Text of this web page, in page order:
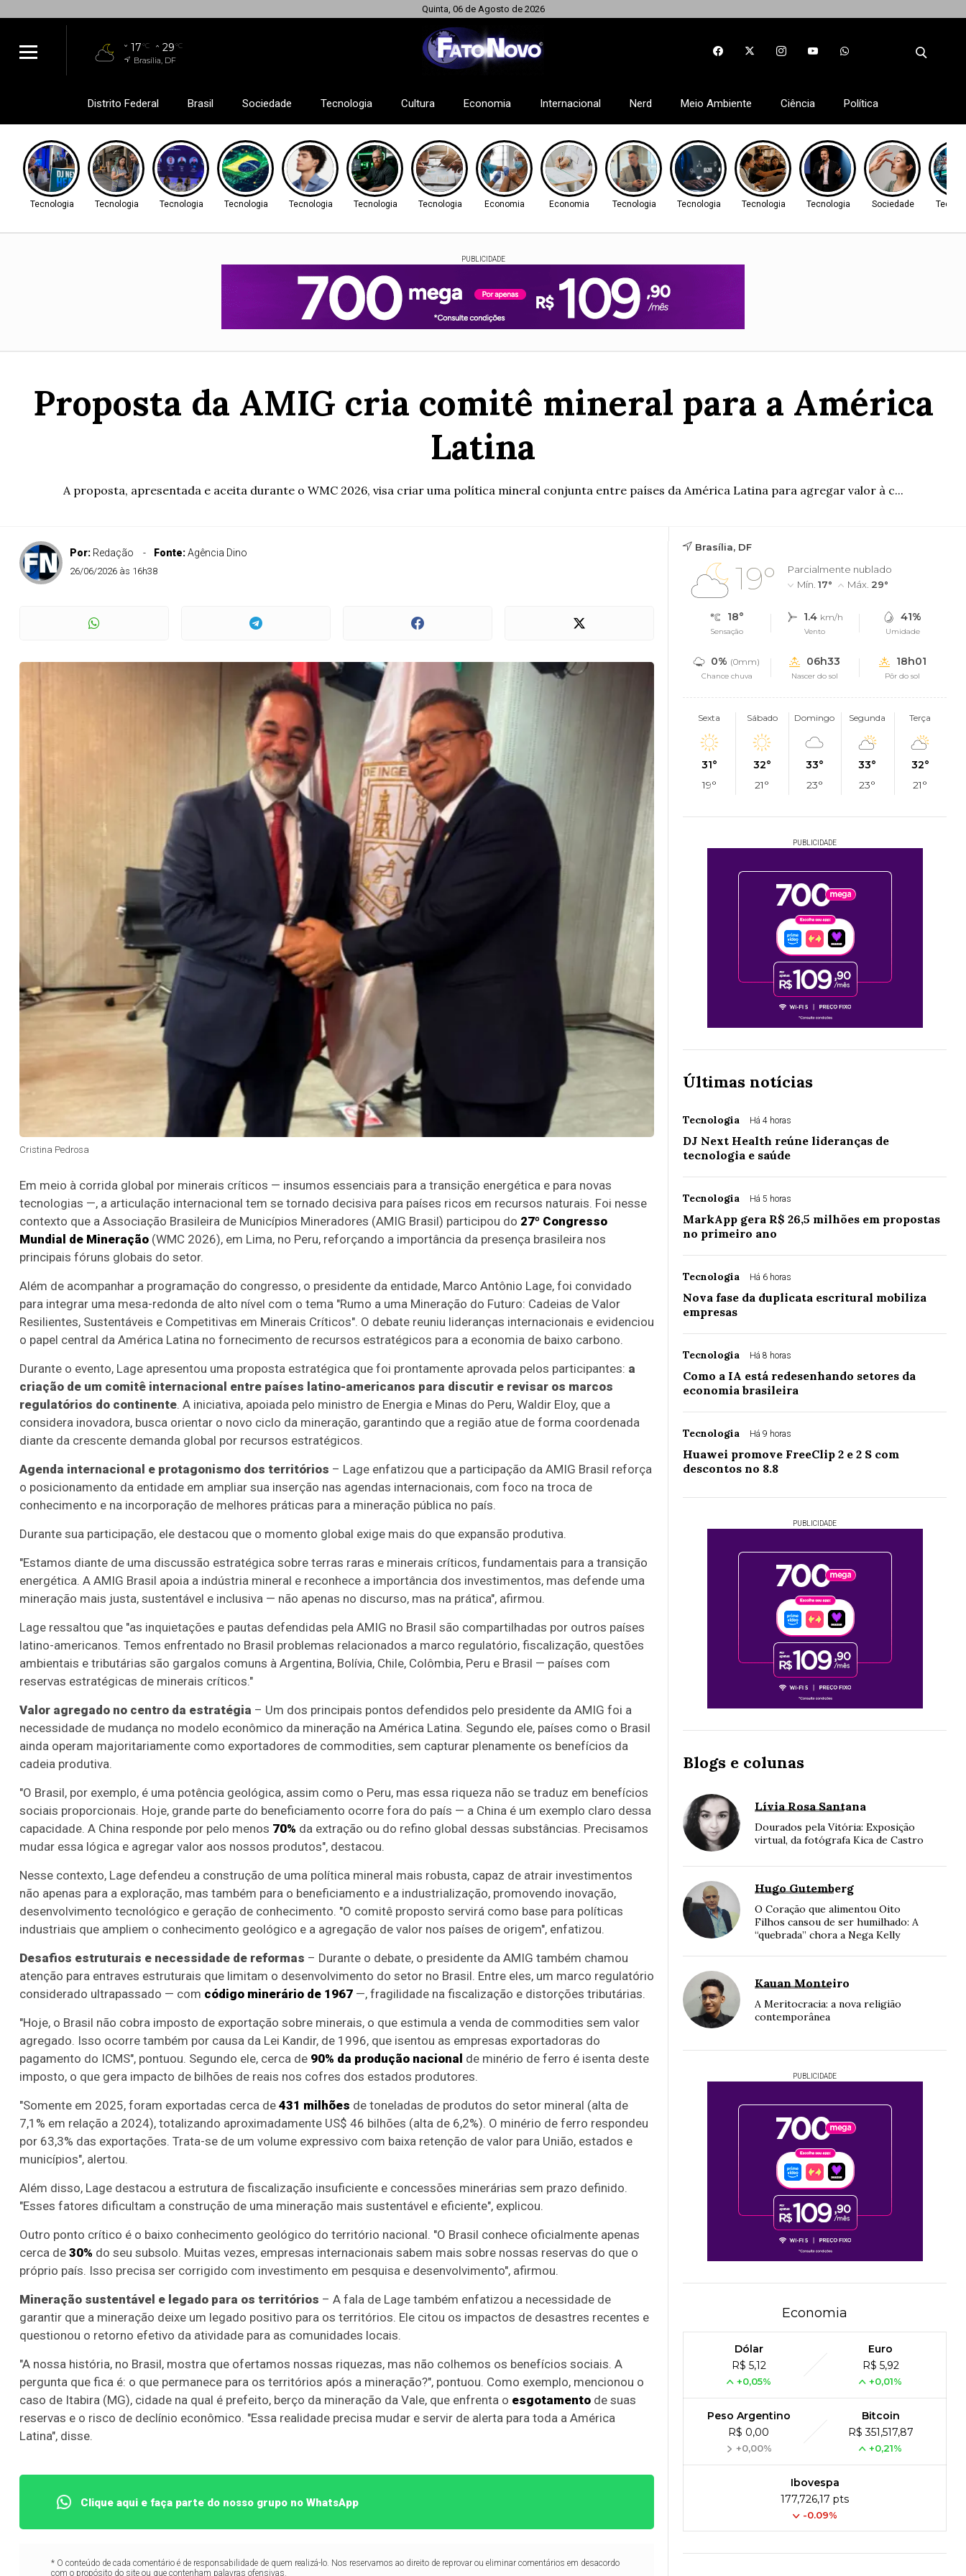
Quinta, 06 de Agosto de 2026
17°C 29°C
Brasília, DF
Distrito Federal Brasil Sociedade Tecnologia Cultura Economia Internacional Nerd Meio Ambiente Ciência Política
Tecnologia Tecnologia Tecnologia Tecnologia Tecnologia Tecnologia Tecnologia Economia Economia Tecnologia Tecnologia Tecnologia Tecnologia Sociedade
PUBLICIDADE
Proposta da AMIG cria comitê mineral para a América
Latina
A proposta, apresentada e aceita durante o WMC 2026, visa criar uma política mineral conjunta entre países da América Latina para agregar valor à c...
Por: Redação Fonte:Agência Dino
26/06/2026 às 16h38
Cristina Pedrosa
Em meio à corrida global por minerais críticos — insumos essenciais para a transição energética e para novas
tecnologias —, a articulação internacional tem se tornado decisiva para países ricos em recursos naturais. Foi nesse
contexto que a Associação Brasileira de Municípios Mineradores (AMIG Brasil) participou do 27º Congresso
Mundial de Mineração (WMC 2026), em Lima, no Peru, reforçando a importância da presença brasileira nos
principais fóruns globais do setor.
Além de acompanhar a programação do congresso, o presidente da entidade, Marco Antônio Lage, foi convidado
para integrar uma mesa-redonda de alto nível com o tema "Rumo a uma Mineração do Futuro: Cadeias de Valor
Resilientes, Sustentáveis e Competitivas em Minerais Críticos". O debate reuniu lideranças internacionais e evidenciou
o papel central da América Latina no fornecimento de recursos estratégicos para a economia de baixo carbono.
Durante o evento, Lage apresentou uma proposta estratégica que foi prontamente aprovada pelos participantes: a
criação de um comitê internacional entre países latino-americanos para discutir e revisar os marcos
regulatórios do continente. A iniciativa, apoiada pelo ministro de Energia e Minas do Peru, Waldir Eloy, que a
considera inovadora, busca orientar o novo ciclo da mineração, garantindo que a região atue de forma coordenada
diante da crescente demanda global por recursos estratégicos.
Agenda internacional e protagonismo dos territórios – Lage enfatizou que a participação da AMIG Brasil reforça
o posicionamento da entidade em ampliar sua inserção nas agendas internacionais, com foco na troca de
conhecimento e na incorporação de melhores práticas para a mineração pública no país.
Durante sua participação, ele destacou que o momento global exige mais do que expansão produtiva.
"Estamos diante de uma discussão estratégica sobre terras raras e minerais críticos, fundamentais para a transição
energética. A AMIG Brasil apoia a indústria mineral e reconhece a importância dos investimentos, mas defende uma
mineração mais justa, sustentável e inclusiva — não apenas no discurso, mas na prática", afirmou.
Lage ressaltou que "as inquietações e pautas defendidas pela AMIG no Brasil são compartilhadas por outros países
latino-americanos. Temos enfrentado no Brasil problemas relacionados a marco regulatório, fiscalização, questões
ambientais e tributárias são gargalos comuns à Argentina, Bolívia, Chile, Colômbia, Peru e Brasil — países com
reservas estratégicas de minerais críticos."
Valor agregado no centro da estratégia – Um dos principais pontos defendidos pelo presidente da AMIG foi a
necessidade de mudança no modelo econômico da mineração na América Latina. Segundo ele, países como o Brasil
ainda operam majoritariamente como exportadores de commodities, sem capturar plenamente os benefícios da
cadeia produtiva.
"O Brasil, por exemplo, é uma potência geológica, assim como o Peru, mas essa riqueza não se traduz em benefícios
sociais proporcionais. Hoje, grande parte do beneficiamento ocorre fora do país — a China é um exemplo claro dessa
capacidade. A China responde por pelo menos 70% da extração ou do refino global dessas substâncias. Precisamos
mudar essa lógica e agregar valor aos nossos produtos", destacou.
Nesse contexto, Lage defendeu a construção de uma política mineral mais robusta, capaz de atrair investimentos
não apenas para a exploração, mas também para o beneficiamento e a industrialização, promovendo inovação,
desenvolvimento tecnológico e geração de conhecimento. "O comitê proposto servirá como base para políticas
industriais que ampliem o conhecimento geológico e a agregação de valor nos países de origem", enfatizou.
Desafios estruturais e necessidade de reformas – Durante o debate, o presidente da AMIG também chamou
atenção para entraves estruturais que limitam o desenvolvimento do setor no Brasil. Entre eles, um marco regulatório
considerado ultrapassado — com código minerário de 1967 —, fragilidade na fiscalização e distorções tributárias.
"Hoje, o Brasil não cobra imposto de exportação sobre minerais, o que estimula a venda de commodities sem valor
agregado. Isso ocorre também por causa da Lei Kandir, de 1996, que isentou as empresas exportadoras do
pagamento do ICMS", pontuou. Segundo ele, cerca de 90% da produção nacional de minério de ferro é isenta deste
imposto, o que gera impacto de bilhões de reais nos cofres dos estados produtores.
"Somente em 2025, foram exportadas cerca de 431 milhões de toneladas de produtos do setor mineral (alta de
7,1% em relação a 2024), totalizando aproximadamente US$ 46 bilhões (alta de 6,2%). O minério de ferro respondeu
por 63,3% das exportações. Trata-se de um volume expressivo com baixa retenção de valor para União, estados e
municípios", alertou.
Além disso, Lage destacou a estrutura de fiscalização insuficiente e concessões minerárias sem prazo definido.
"Esses fatores dificultam a construção de uma mineração mais sustentável e eficiente", explicou.
Outro ponto crítico é o baixo conhecimento geológico do território nacional. "O Brasil conhece oficialmente apenas
cerca de 30% do seu subsolo. Muitas vezes, empresas internacionais sabem mais sobre nossas reservas do que o
próprio país. Isso precisa ser corrigido com investimento em pesquisa e desenvolvimento", afirmou.
Mineração sustentável e legado para os territórios – A fala de Lage também enfatizou a necessidade de
garantir que a mineração deixe um legado positivo para os territórios. Ele citou os impactos de desastres recentes e
questionou o retorno efetivo da atividade para as comunidades locais.
"A nossa história, no Brasil, mostra que ofertamos nossas riquezas, mas não colhemos os benefícios sociais. A
pergunta que fica é: o que permanece para os territórios após a mineração?", pontuou. Como exemplo, mencionou o
caso de Itabira (MG), cidade na qual é prefeito, berço da mineração da Vale, que enfrenta o esgotamento de suas
reservas e o risco de declínio econômico. "Essa realidade precisa mudar e servir de alerta para toda a América
Latina", disse.
Clique aqui e faça parte do nosso grupo no WhatsApp
* O conteúdo de cada comentário é de responsabilidade de quem realizá-lo. Nos reservamos ao direito de reprovar ou eliminar comentários em desacordo
com o propósito do site ou que contenham palavras ofensivas.
Brasília, DF
19°
Parcialmente nublado
Mín. 17° Máx. 29°
18°
Sensação
1.4 km/h
Vento
41%
Umidade
0% (0mm)
Chance chuva
06h33
Nascer do sol
18h01
Pôr do sol
Sexta
31°
19°
Sábado
32°
21°
Domingo
33°
23°
Segunda
33°
23°
Terça
32°
21°
PUBLICIDADE
Últimas notícias
Tecnologia Há 4 horas
DJ Next Health reúne lideranças de
tecnologia e saúde
Tecnologia Há 5 horas
MarkApp gera R$ 26,5 milhões em propostas
no primeiro ano
Tecnologia Há 6 horas
Nova fase da duplicata escritural mobiliza
empresas
Tecnologia Há 8 horas
Como a IA está redesenhando setores da
economia brasileira
Tecnologia Há 9 horas
Huawei promove FreeClip 2 e 2 S com
descontos no 8.8
PUBLICIDADE
Blogs e colunas
Lívia Rosa Santana
Dourados pela Vitória: Exposição
virtual, da fotógrafa Kica de Castro
Hugo Gutemberg
O Coração que alimentou Oito
Filhos cansou de ser humilhado: A
“quebrada” chora a Nega Kelly
Kauan Monteiro
A Meritocracia: a nova religião
contemporânea
PUBLICIDADE
Economia
Dólar
R$ 5,12
+0,05%
Euro
R$ 5,92
+0,01%
Peso Argentino
R$ 0,00
+0,00%
Bitcoin
R$ 351,517,87
+0,21%
Ibovespa
177,726,17 pts
-0.09%